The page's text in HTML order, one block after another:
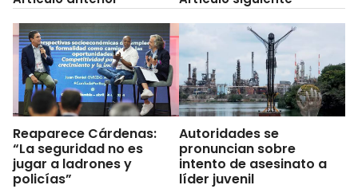
Reaparece Cárdenas:
“La seguridad no es
jugar a ladrones y
policías”
Autoridades se
pronuncian sobre
intento de asesinato a
líder juvenil